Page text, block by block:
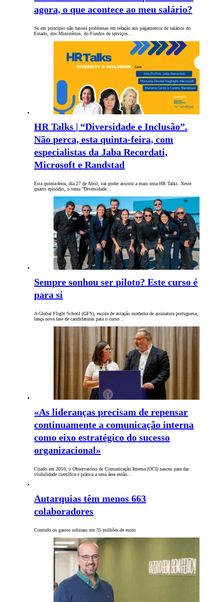
agora, o que acontece ao meu salário?
Se em princípio não haverá problemas em relação aos pagamentos de salários do
Estado, dos Ministérios, do Fundos de serviços…
HR Talks | “Diversidade e Inclusão”.
Não perca, esta quinta-feira, com
especialistas da Jaba Recordati,
Microsoft e Randstad
Esta quinta-feira, dia 27 de Abril, vai poder assistir a mais uma HR Talks. Neste
quarto episódio, o tema "Diversidade…
Sempre sonhou ser piloto? Este curso é
para si
A Global Flight School (GFS), escola de aviação moderna de assinatura portuguesa,
lança nova fase de candidaturas para o curso…
«As lideranças precisam de repensar
continuamente a comunicação interna
como eixo estratégico do sucesso
organizacional»
Criado em 2010, o Observatório de Comunicação Interna (OCI) nasceu para dar
visibilidade científica e prática a uma área então…
Autarquias têm menos 663
colaboradores
Contudo os gastos subiram em 35 milhões de euros